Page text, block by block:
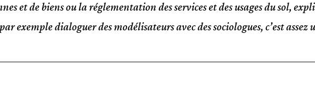
et de biens ou la réglementation des services et des usages du sol,
exemple dialoguer des modélisateurs avec des sociologues, c’est assez